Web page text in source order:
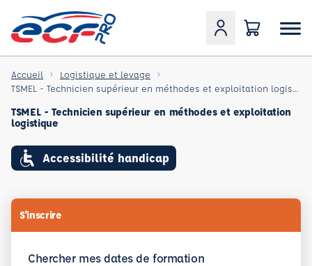
Accueil
Logistique et levage
TSMEL - Technicien supérieur en méthodes et exploitation
logistique
Accessibilité handicap
S'inscrire
Chercher mes dates de formation